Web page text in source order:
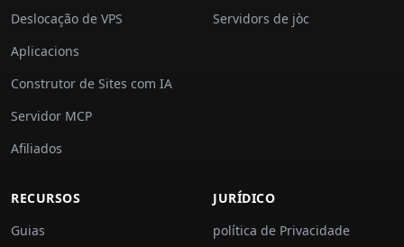
Deslocação de VPS
Aplicacions
Construtor de Sites com IA
Servidor MCP
Afiliados
Servidors de jòc
RECURSOS
Guias
JURÍDICO
política de Privacidade